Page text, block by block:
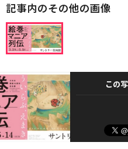
記事内のその他の画像
この